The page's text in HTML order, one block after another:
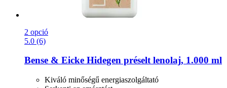
2 opció
5.0 (6)
Bense & Eicke Hidegen préselt lenolaj, 1.000 ml
Kiváló minőségű energiaszolgáltató